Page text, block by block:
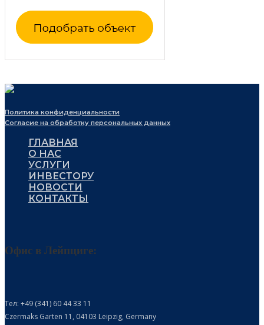
Политика конфиденциальности
Согласие на обработку персональных данных
ГЛАВНАЯ
О НАС
УСЛУГИ
ИНВЕСТОРУ
НОВОСТИ
КОНТАКТЫ
Офис в Лейпциге:
Тел: +49 (341) 60 44 33 11
Czermaks Garten 11, 04103 Leipzig, Germany